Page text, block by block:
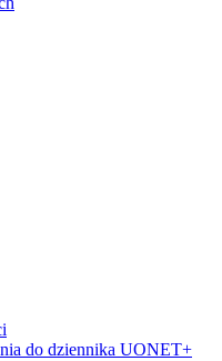
do dziennika UONET+